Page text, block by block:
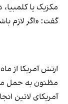
مکزیک یا
گفت: «اگر لازم
مظنون به حمل
آمریکای لاتین